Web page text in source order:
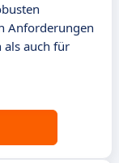
Anforderungen
als auch für